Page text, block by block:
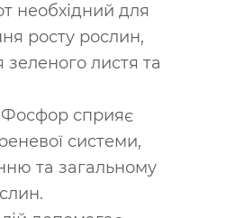
необхідний для
росту рослин,
листя та
сприяє
системи,
та загальному